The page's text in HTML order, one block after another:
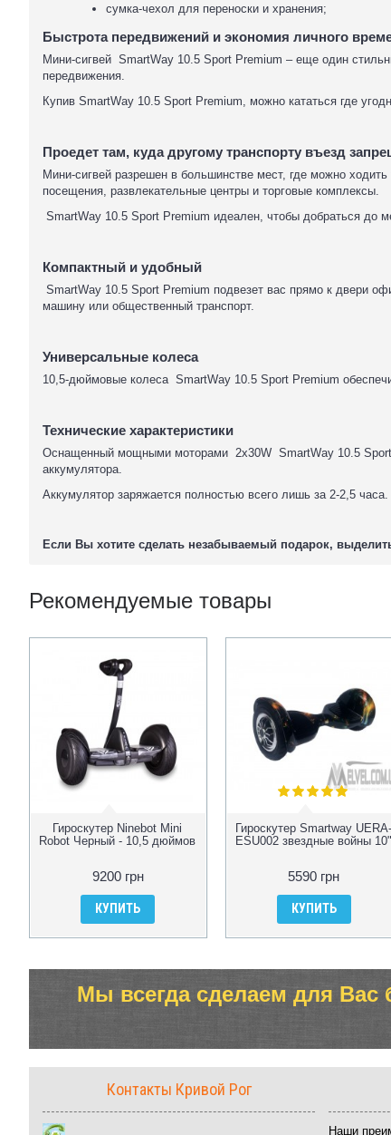
сумка-чехол для переноски и хранения;
Быстрота передвижений и экономия личного
Мини-сигвей SmartWay 10.5 Sport Premium – еще один
передвижения.
Купив SmartWay 10.5 Sport Premium, можно кататься где
Проедет там, куда другому транспорту въезд
Мини-сигвей разрешен в большинстве мест, где можно
посещения, развлекательные центры и торговые комплексы.
SmartWay 10.5 Sport Premium идеален, чтобы добраться до
Компактный и удобный
SmartWay 10.5 Sport Premium подвезет вас прямо к двери
машину или общественный транспорт.
Универсальные колеса
10,5-дюймовые колеса SmartWay 10.5 Sport Premium
Технические характеристики
Оснащенный мощными моторами 2х30W SmartWay 10.5 Sport
аккумулятора.
Аккумулятор заряжается полностью всего лишь за 2-2,5 часа.
Если Вы хотите сделать незабываемый подарок,
Рекомендуемые товары
Гироскутер Ninebot Mini
Robot Черный - 10,5 дюймов
9200 грн
КУПИТЬ
Гироскутер Smartway UERA-
ESU002 звездные войны 10"
5590 грн
КУПИТЬ
Мы всегда сделаем для
Контакты Кривой Рог
Наши